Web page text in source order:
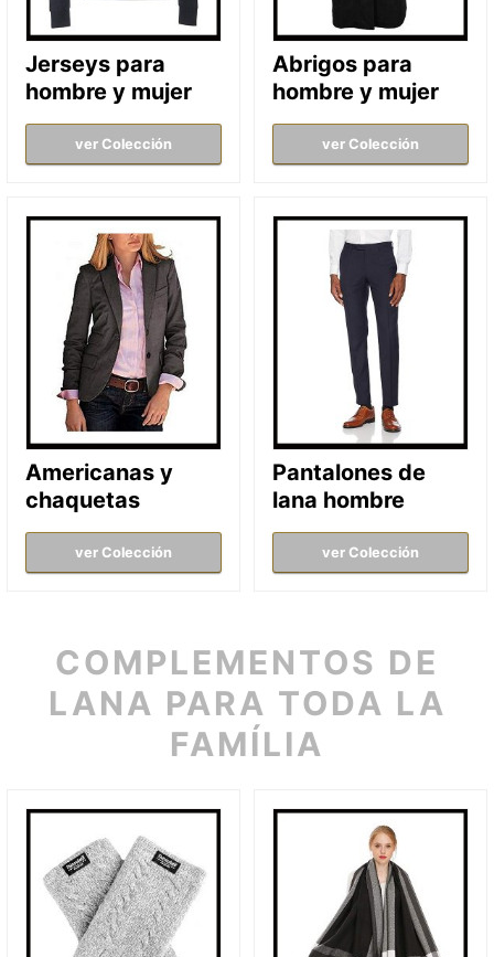
Jerseys para
hombre y mujer
ver Colección
Abrigos para
hombre y mujer
ver Colección
Americanas y
chaquetas
ver Colección
Pantalones de
lana hombre
ver Colección
COMPLEMENTOS DE
LANA PARA TODA LA
FAMÍLIA